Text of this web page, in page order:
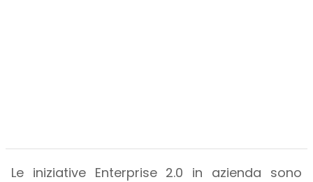
Le iniziative Enterprise 2.0 in azienda sono